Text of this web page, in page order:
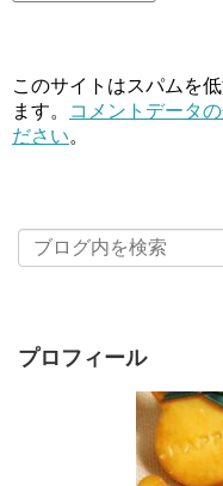
このサイトはスパムを
ます。
コメントデータ
ださい。
プロフィール